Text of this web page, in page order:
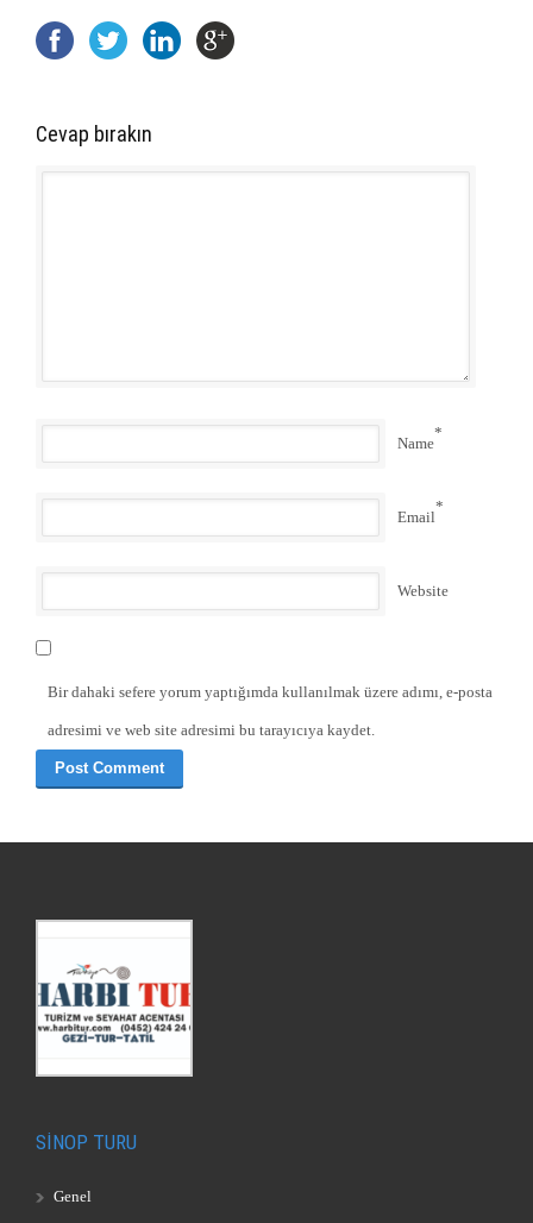
Cevap bırakın
Name
*
Email
*
Website
Bir dahaki sefere yorum yaptığımda kullanılmak üzere adımı, e-posta
adresimi ve web site adresimi bu tarayıcıya kaydet.
SİNOP TURU
Genel